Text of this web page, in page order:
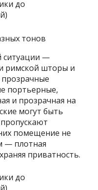
тонов
ситуации —
римской шторы и
прозрачные
портьерные,
и прозрачная на
могут быть
помещение не
— плотная
приватность.